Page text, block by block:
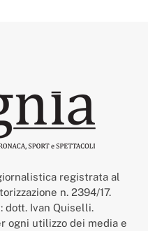
registrata al
n. 2394/17.
dott. Ivan Quiselli.
ogni utilizzo dei media e